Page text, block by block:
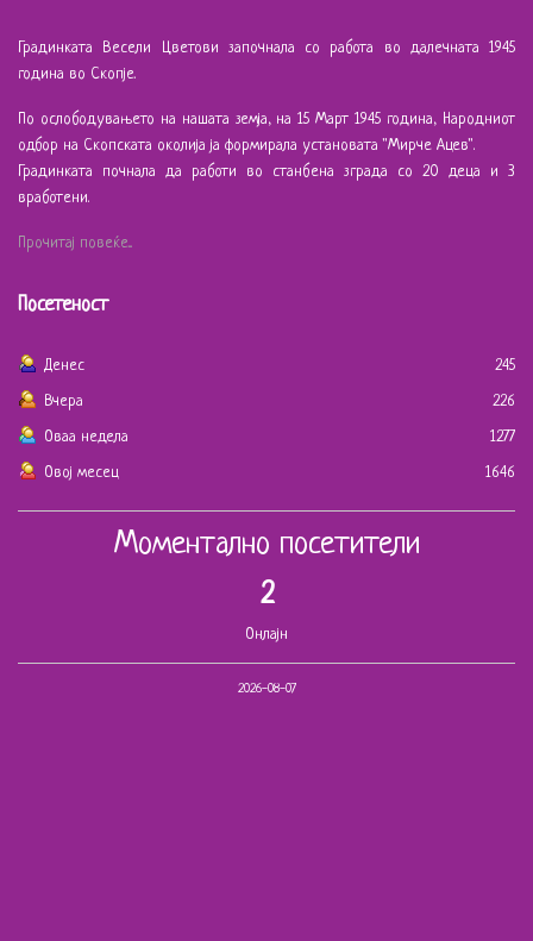
Градинката Весели Цветови започнала со работа во далечната 1945
година во Скопје.
По ослободувањето на нашата земја, на 15 Март 1945 година, Народниот
одбор на Скопската околија ја формирала установата "Мирче Ацев".
Градинката почнала да работи во станбена зграда со 20 деца и 3
вработени.
Прочитај повеќе...
Посетеност
Денес
245
Вчера
226
Оваа недела
1277
Овој месец
1646
Моментално посетители
2
Онлајн
2026-08-07